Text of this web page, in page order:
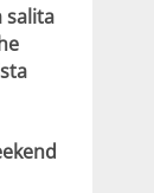
salita